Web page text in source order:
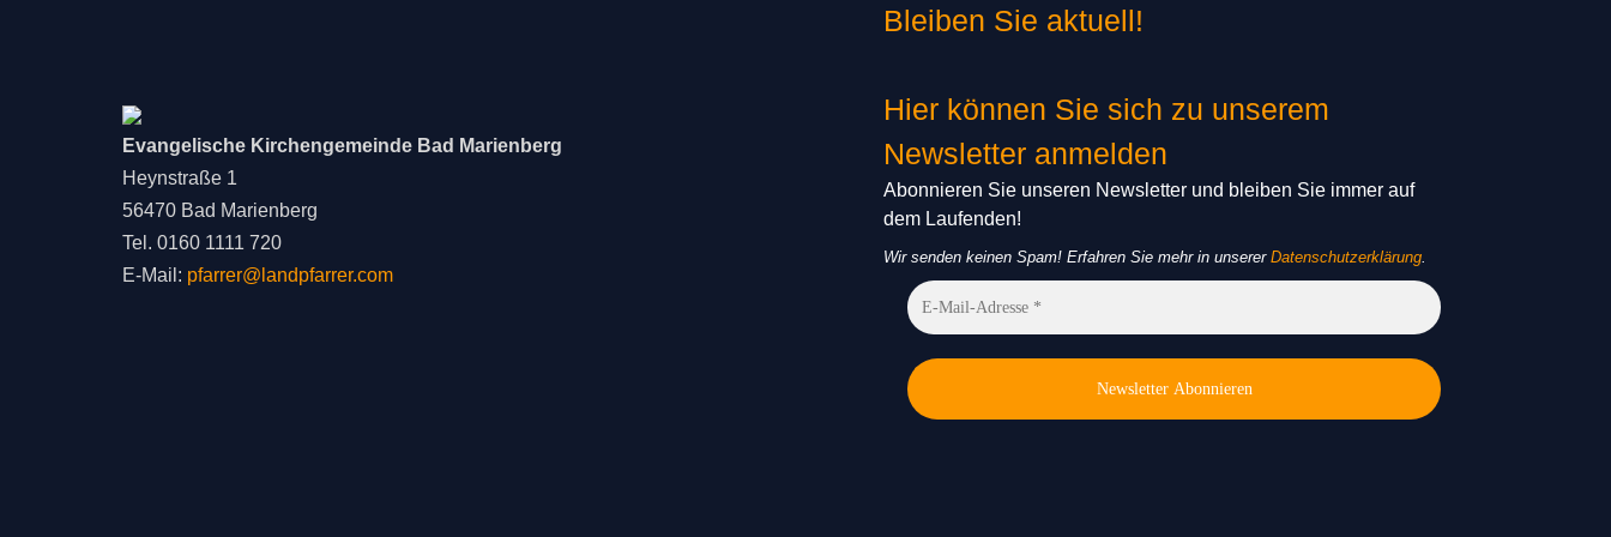
Evangelische Kirchengemeinde Bad Marienberg
Heynstraße 1
56470 Bad Marienberg
Tel. 0160 1111 720
E-Mail: pfarrer@landpfarrer.com
Bleiben Sie aktuell!
Hier können Sie sich zu unserem
Newsletter anmelden
Abonnieren Sie unseren Newsletter und bleiben Sie immer auf
dem Laufenden!
Wir senden keinen Spam! Erfahren Sie mehr in unserer Datenschutzerklärung.